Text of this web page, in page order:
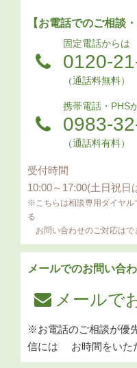
【お電話でのご相談
固定電話からは
0120-
（通話料無料）
携帯電話・PHS
0983-
（通話料有料）
受付時間
10:00～17:00(土日祝日
※こちらは相談専用ダイヤル
る
お問い合わせのご対応はで
メールでのお問い合
メールで
※お電話のご相談が優
信には お時間をいた